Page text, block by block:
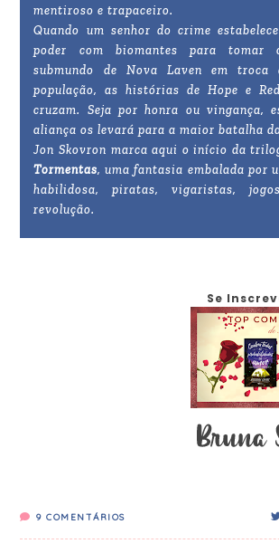
mentiroso e trapaceiro.
Quando um senhor do crime
poder com biomantes para tomar
submundo de Nova Laven em
população, as histórias de Hope e
cruzam. Seja por honra ou vingança,
aliança os levará para a maior batalha
Jon Skovron marca aqui o início da
Tormentas, uma fantasia embalada por
habilidosa, piratas, vigaristas,
revolução.
Se
9 COMENTÁRIOS